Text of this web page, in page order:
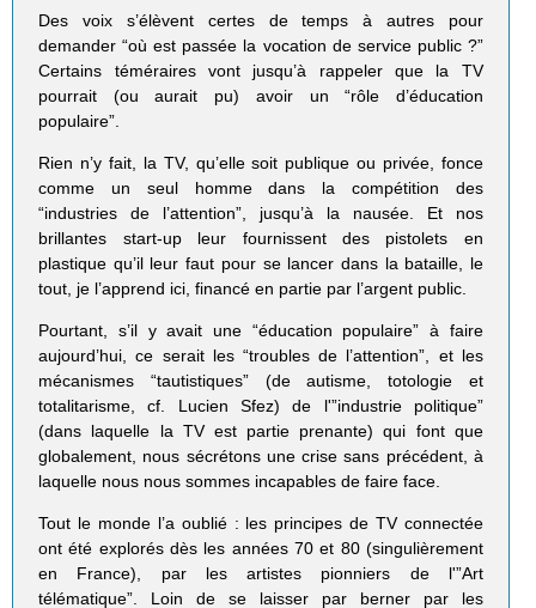
Des voix s’élèvent certes de temps à autres pour
demander “où est passée la vocation de service public ?”
Certains téméraires vont jusqu’à rappeler que la TV
pourrait (ou aurait pu) avoir un “rôle d’éducation
populaire”.
Rien n’y fait, la TV, qu’elle soit publique ou privée, fonce
comme un seul homme dans la compétition des
“industries de l’attention”, jusqu’à la nausée. Et nos
brillantes start-up leur fournissent des pistolets en
plastique qu’il leur faut pour se lancer dans la bataille, le
tout, je l’apprend ici, financé en partie par l’argent public.
Pourtant, s’il y avait une “éducation populaire” à faire
aujourd’hui, ce serait les “troubles de l’attention”, et les
mécanismes “tautistiques” (de autisme, totologie et
totalitarisme, cf. Lucien Sfez) de l'”industrie politique”
(dans laquelle la TV est partie prenante) qui font que
globalement, nous sécrétons une crise sans précédent, à
laquelle nous nous sommes incapables de faire face.
Tout le monde l’a oublié : les principes de TV connectée
ont été explorés dès les années 70 et 80 (singulièrement
en France), par les artistes pionniers de l'”Art
télématique”. Loin de se laisser par berner par les